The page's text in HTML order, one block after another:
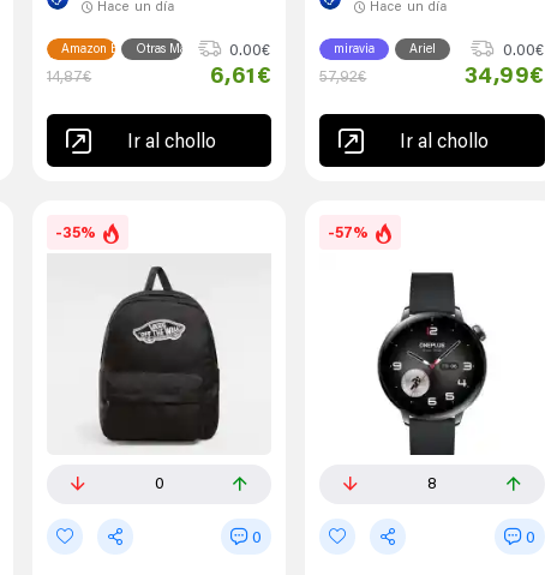
Hace un día
Amazon EspañaOtras Marcas
0.00€
14,87€
6,61€
Ir al chollo
Hace un día
miravia Ariel
0.00€
57,92€
34,99€
Ir al chollo
-35%
0
0
-57%
8
0